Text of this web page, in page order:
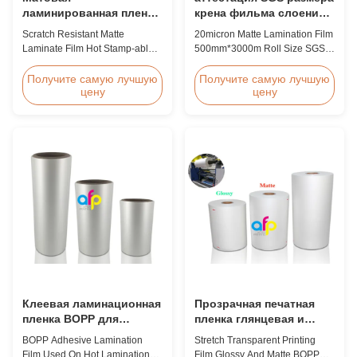
ламинированная пленка,
устойчивая к царапинам
Scratch Resistant Matte
Laminate Film Hot Stamp-able
Laminate Film for Printing Paper
and Cardboard Scratch resistant
matte laminate film is one of the
available for both wet and
Получите самую лучшую
цену
крена фильма слоения
500mm*3000m 20micron
штейновая
20micron Matte Lamination Film
500mm*3000m Roll Size SGS
Hot Sales Chinese Factory Price
20micron Matte Lamination Film
achieved top sales quantity
includes offering factory pricing
...
Получите самую лучшую
цену
Клеевая ламинационная
пленка BOPP для
горячего
ламинирования
BOPP Adhesive Lamination
Film Used On Hot Lamination
Прозрачная печатная
пленка глянцевая и
матовая BOPP EVA
Stretch Transparent Printing
Film Glossy And Matte BOPP